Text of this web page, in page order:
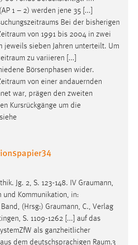
(AP 1 – 2) werden jene 35 [...]
Bei der bisherigen
von 1991 bis 2004 in zwei
jeweils sieben Jahren unterteilt. Um
zu variieren [...]
Börsenphasen wider.
von einer andauernden
war, prägen den zweiten
Kursrückgänge um die
Jg. 2, S. 123-148. IV Graumann,
und Kommunikation, in:
(Hrsg:) Graumann, C., Verlag
S. 1109-1262 [...] auf das
als ganzheitlicher
dem deutschsprachigen Raum.3
und Social Media
zu können, werden von diesen
gesetzt.